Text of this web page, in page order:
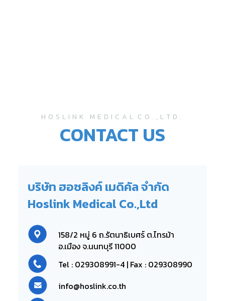
H O S L I N K M E D I C A L C O . , L T D .
CONTACT US
บริษัท ฮอซลิงค์ เมดิคัล จำกัด
Hoslink Medical Co.,Ltd
158/2 หมู่ 6 ถ.รัตนาธิเบศร์ ต.ไทรม้า
อ.เมือง จ.นนทบุรี 11000
Tel : 029308991-4 | Fax : 029308990
info@hoslink.co.th